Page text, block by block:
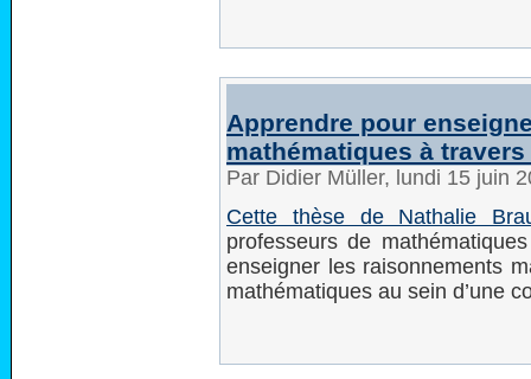
Apprendre pour
mathématiques à
Par Didier Müller, lundi 15 juin
Cette thèse de Nathalie
professeurs de
enseigner les raisonnements
mathématiques au sein d’une